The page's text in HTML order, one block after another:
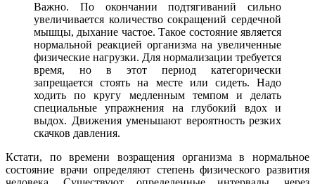
Важно. По окончании подтягиваний сильно
увеличивается количество сокращений сердечной
мышцы, дыхание частое. Такое состояние является
нормальной реакцией организма на увеличенные
физические нагрузки. Для нормализации требуется
время, но в этот период категорически
запрещается стоять на месте или сидеть. Надо
ходить по кругу медленным темпом и делать
специальные упражнения на глубокий вдох и
выдох. Движения уменьшают вероятность резких
скачков давления.
Кстати, по времени возращения организма в нормальное
состояние врачи определяют степень физического развития